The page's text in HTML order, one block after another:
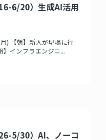
6/20）生成AI活用
) 【朝】新人が現場に行
】インフラエンジニ...
5/30）AI、ノーコ